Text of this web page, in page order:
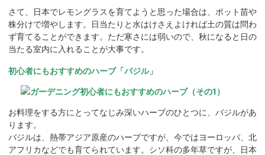
さて、日本でレモングラスを育てようと思った場合は、ポット苗や
株分けで増やします。日当たりと水はけさえよければ土の質は問わ
ず育てることができます。ただ寒さには弱いので、秋になると日の
当たる室内に入れることが大事です。
初心者にもおすすめのハーブ「バジル」
お料理をする方にとってなじみ深いハーブのひとつに、バジルがあ
ります。
バジルは、熱帯アジア原産のハーブですが、今ではヨーロッパ、北
アフリカなどでも育てられています。シソ科の多年草ですが、日本